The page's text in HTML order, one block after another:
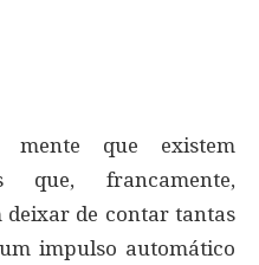
que existem
que, francamente,
deixar de contar tantas
impulso automático